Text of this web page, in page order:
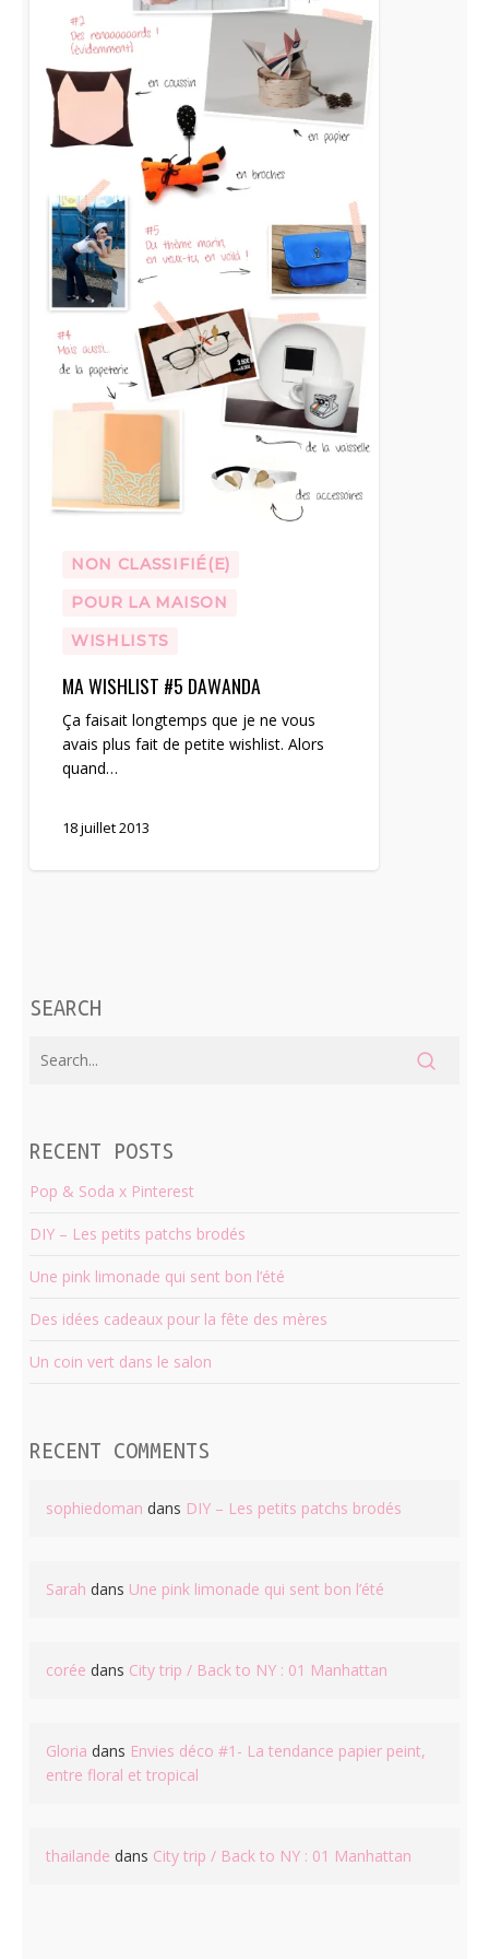
NON CLASSIFIÉ(E)
POUR LA MAISON
WISHLISTS
MA WISHLIST #5 DAWANDA
Ça faisait longtemps que je ne vous
avais plus fait de petite wishlist. Alors
quand…
18 juillet 2013
SEARCH
RECENT POSTS
Pop & Soda x Pinterest
DIY – Les petits patchs brodés
Une pink limonade qui sent bon l’été
Des idées cadeaux pour la fête des mères
Un coin vert dans le salon
RECENT COMMENTS
sophiedoman dans DIY – Les petits patchs brodés
Sarah dans Une pink limonade qui sent bon l’été
corée dans City trip / Back to NY : 01 Manhattan
Gloria dans Envies déco #1- La tendance papier peint,
entre floral et tropical
thailande dans City trip / Back to NY : 01 Manhattan